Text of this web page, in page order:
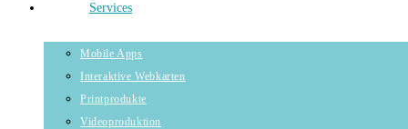
Services
Mobile Apps
Interaktive Webkarten
Printprodukte
Videoproduktion